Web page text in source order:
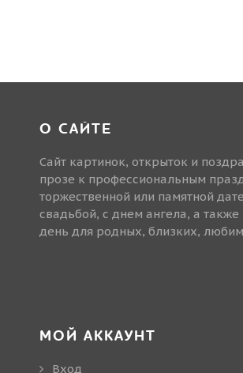
О САЙТЕ
Сайт картинок, открыток и
прозе к профессиональным
торжественной или памятной
свадьбой, с днем ангела, а
день для родных, близких,
МОЙ АККАУНТ
Вход